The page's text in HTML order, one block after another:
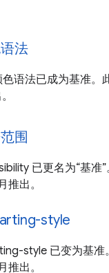
法
色语法已成为基准。
围
已更名为“基准
推出。
style
style 已变为基准
推出。